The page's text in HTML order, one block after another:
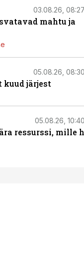
03.08.26, 08:27
mahtu ja
05.08.26, 08:30
kuud järjest
05.08.26, 10:40
ressurssi, mille